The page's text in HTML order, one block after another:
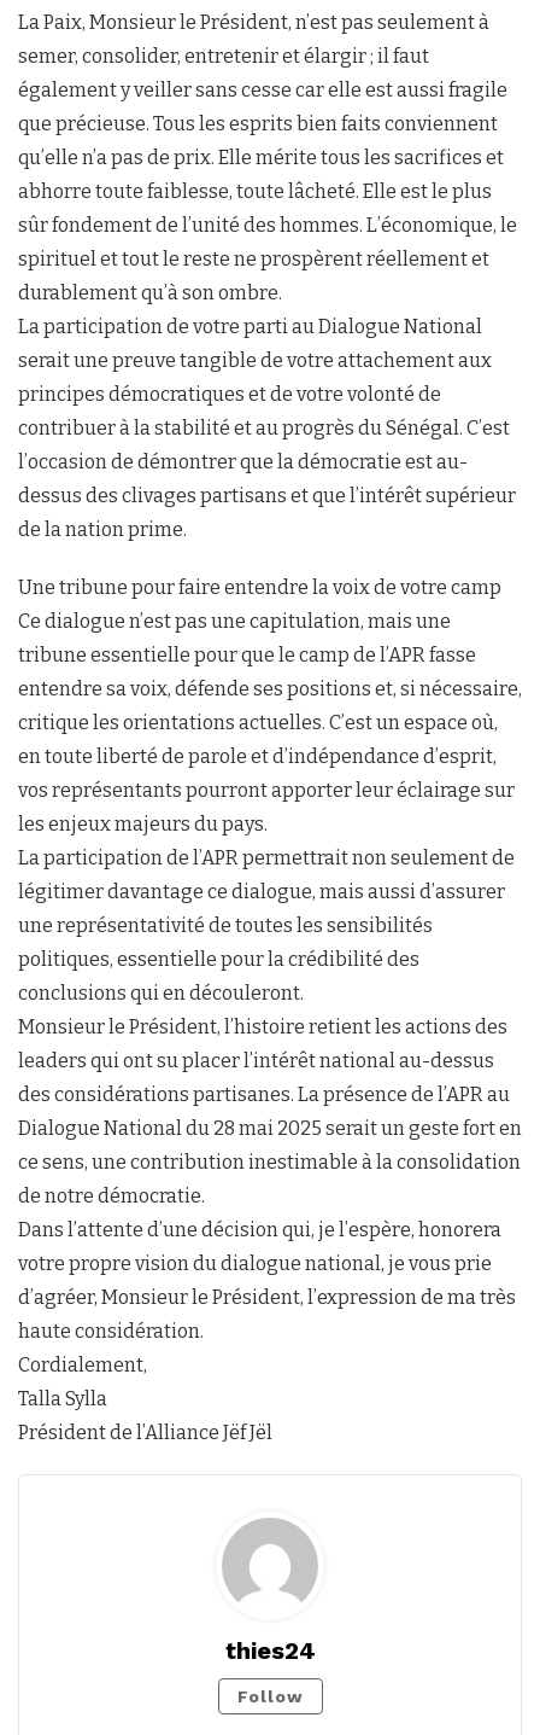
La Paix, Monsieur le Président, n’est pas seulement à
semer, consolider, entretenir et élargir ; il faut
également y veiller sans cesse car elle est aussi fragile
que précieuse. Tous les esprits bien faits conviennent
qu’elle n’a pas de prix. Elle mérite tous les sacrifices et
abhorre toute faiblesse, toute lâcheté. Elle est le plus
sûr fondement de l’unité des hommes. L’économique, le
spirituel et tout le reste ne prospèrent réellement et
durablement qu’à son ombre.
La participation de votre parti au Dialogue National
serait une preuve tangible de votre attachement aux
principes démocratiques et de votre volonté de
contribuer à la stabilité et au progrès du Sénégal. C’est
l’occasion de démontrer que la démocratie est au-
dessus des clivages partisans et que l’intérêt supérieur
de la nation prime.
Une tribune pour faire entendre la voix de votre camp
Ce dialogue n’est pas une capitulation, mais une
tribune essentielle pour que le camp de l’APR fasse
entendre sa voix, défende ses positions et, si nécessaire,
critique les orientations actuelles. C’est un espace où,
en toute liberté de parole et d’indépendance d’esprit,
vos représentants pourront apporter leur éclairage sur
les enjeux majeurs du pays.
La participation de l’APR permettrait non seulement de
légitimer davantage ce dialogue, mais aussi d’assurer
une représentativité de toutes les sensibilités
politiques, essentielle pour la crédibilité des
conclusions qui en découleront.
Monsieur le Président, l’histoire retient les actions des
leaders qui ont su placer l’intérêt national au-dessus
des considérations partisanes. La présence de l’APR au
Dialogue National du 28 mai 2025 serait un geste fort en
ce sens, une contribution inestimable à la consolidation
de notre démocratie.
Dans l’attente d’une décision qui, je l’espère, honorera
votre propre vision du dialogue national, je vous prie
d’agréer, Monsieur le Président, l’expression de ma très
haute considération.
Cordialement,
Talla Sylla
Président de l’Alliance Jëf Jël
thies24
Follow